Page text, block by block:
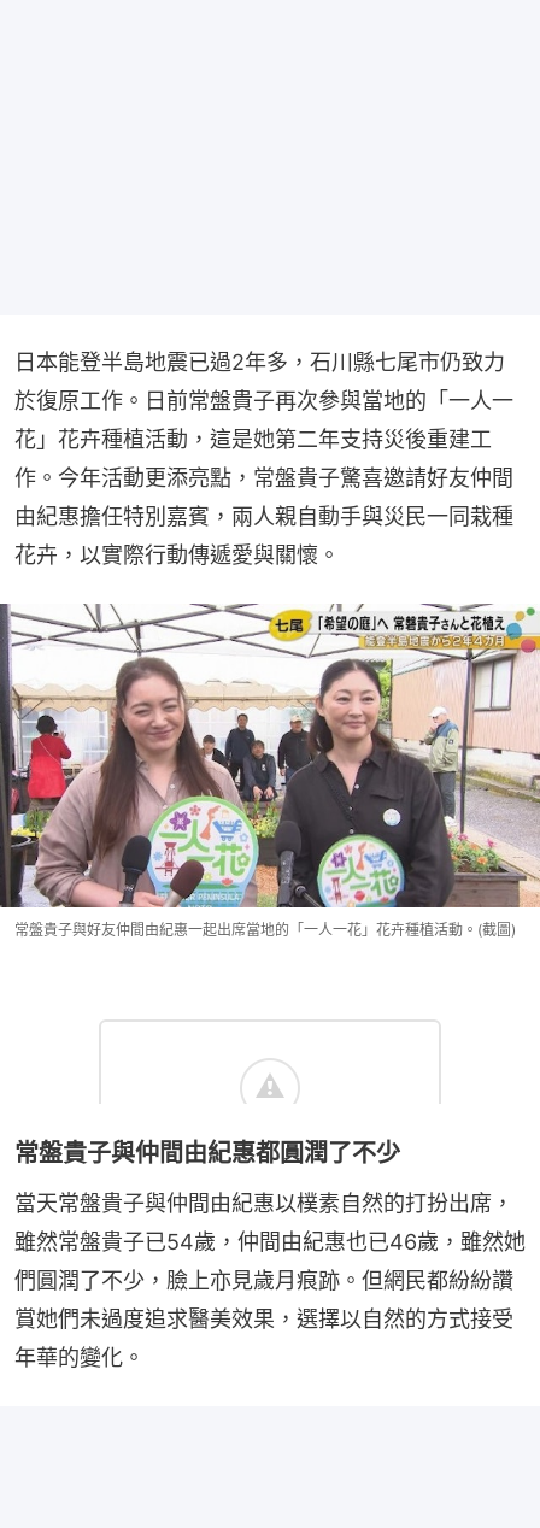
日本能登半島地震已過2年多，石川縣七尾市仍致力
於復原工作。日前常盤貴子再次參與當地的「一人一
花」花卉種植活動，這是她第二年支持災後重建工
作。今年活動更添亮點，常盤貴子驚喜邀請好友仲間
由紀惠擔任特別嘉賓，兩人親自動手與災民一同栽種
花卉，以實際行動傳遞愛與關懷。
常盤貴子與好友仲間由紀惠一起出席當地的「一人一花」花卉種植活動。(截圖)
常盤貴子與仲間由紀惠都圓潤了不少
當天常盤貴子與仲間由紀惠以樸素自然的打扮出席，
雖然常盤貴子已54歲，仲間由紀惠也已46歲，雖然她
們圓潤了不少，臉上亦見歲月痕跡。但網民都紛紛讚
賞她們未過度追求醫美效果，選擇以自然的方式接受
年華的變化。